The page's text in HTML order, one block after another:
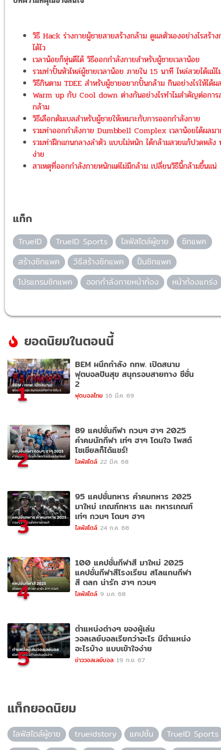
วิธี Hack ร่างกายผู้ชายสายสร้างกล้าม ดูแลตัวเองอย่างไรสร้า
ได้ไว
เวลาน้อยก็หุ่นดีได้ วิธีออกกำลังกายสำหรับผู้ชายเวลาน้อย
รวมท่าปั้นหัวไหล่ผู้ชายเวลาน้อย ภายใน 15 นาที ไหล่สวยได้แม้ไ
วิธีกินตาม TDEE สำหรับผู้ชายอยากปั้นกล้าม กินอย่างไรให้ได้ผ
Warm up กับ Cool down ต่างกันอย่างไรทำไมสำคัญต่อการ
กล้าม
วิธีเลือกดัมเบลสำหรับผู้ชายให้เหมาะกับการออกกำลังกาย
รวมท่าออกกำลังกาย Dumbbell Complex เวลาน้อยได้ผลม
รวมท่าฝึกแกนกลางลำตัว แบบไม่หนัก ได้กล้ามสวยแก้ปวดหลัง
ง่าย
สาเหตุที่ออกกำลังกายหนักแต่ไม่มีกล้าม เปลี่ยนวิธีนี้กล้ามขึ้นแน่
แท็ก
TrueID TrueID Sports ไลฟ์สไตล์ผู้ชาย
ซิกแพค
สร้างซิกแพค
วิธีสร้างซิกแพค
ปั้นซิกแพค
โปรแกรมซิกแพค
ออกกำลังกายหน้าท้อง หน้าท้องแกร่ง
ยอดนิยมในตอนนี้
1
BEM ผนึกกำลัง กทพ. เปิดสนาม
ฟุตบอลปันสุข สนุกรอบสายทาง ซีซั่น
2
ฟุตบอลไทย 16 มี.ค. 69
2
89 แคปชั่นกีฬา กวนๆ ฮาๆ 2025
คำคมนักกีฬา เท่ๆ ฮาๆ โดนใจ โพสต์
โซเชียลก็ได้แชร์!
ไลฟ์สไตล์ 22 มี.ค. 68
3
95 แคปชั่นทหาร คำคมทหาร 2025
มาใหม่ เกณฑ์ทหาร และ ทหารเกณฑ์
เท่ๆ กวนๆ โดนๆ ฮาๆ
ไลฟ์สไตล์ 24 ก.ค. 68
4
100 แคปชั่นกีฬาสี มาใหม่ 2025
แคปชั่นกีฬาสีโรงเรียน สโลแกนกีฬา
สี ตลก น่ารัก ฮาๆ กวนๆ
ไลฟ์สไตล์ 9 ม.ค. 68
5
ตำแหน่งต่างๆ ของผู้เล่น
วอลเลย์บอลเรียกว่าอะไร มีตำแหน่ง
อะไรบ้าง แบบเข้าใจง่าย
ข่าววอลเลย์บอล 19 ก.ย. 67
แท็กยอดนิยม
ไลฟ์สไตล์ผู้ชาย trueidstory แคปชั่น
TrueID Sports